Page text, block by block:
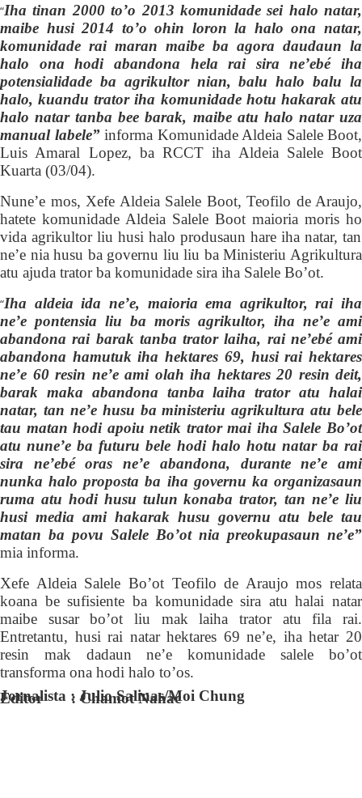
“Iha tinan 2000 to’o 2013 komunidade sei halo natar,
maibe husi 2014 to’o ohin loron la halo ona natar,
komunidade rai maran maibe ba agora daudaun la
halo ona hodi abandona hela rai sira ne’ebé iha
potensialidade ba agrikultor nian, balu halo balu la
halo, kuandu trator iha komunidade hotu hakarak atu
halo natar tanba bee barak, maibe atu halo natar uza
manual labele”informa Komunidade Aldeia Salele Boot,
Luis Amaral Lopez, ba RCCT iha Aldeia Salele Boot
Kuarta (03/04).
Nune’e mos, Xefe Aldeia Salele Boot, Teofilo de Araujo,
hatete komunidade Aldeia Salele Boot maioria moris ho
vida agrikultor liu husi halo produsaun hare iha natar, tan
ne’e niahusu ba governu liuliu ba Ministeriu Agrikultura
atu ajuda trator ba komunidade sira iha Salele Bo’ot.
“Iha aldeia ida ne’e, maioria ema agrikultor, rai iha
ne’e pontensia liu ba moris agrikultor, iha ne’e ami
abandona rai barak tanba trator laiha, rai ne’ebé ami
abandona hamutuk iha hektares 69, husi rai hektares
ne’e 60 resin ne’e ami olah iha hektares 20 resin deit,
barak maka abandona tanba laiha trator atu halai
natar, tan ne’e husu ba ministeriu agrikultura atu bele
tau matan hodi apoiu netik trator mai iha Salele Bo’ot
atu nune’e ba futuru bele hodi halo hotu natar ba rai
sira ne’ebé oras ne’e abandona, durante ne’e ami
nunka halo proposta ba iha governu ka organizasaun
ruma atu hodi husu tulun konaba trator, tan ne’e liu
husi media ami hakarak husu governu atu bele tau
matan ba povu Salele Bo’ot nia preokupasaun ne’e”
mia informa.
Xefe Aldeia Salele Bo’ot Teofilo de Araujo mos relata
koana be sufisiente ba komunidade sira atu halai natar
maibe susar bo’ot liu mak laiha trator atu fila rai.
Entretantu, husirai natar hektares 69ne’e, iha hetar 20
resin mak dadaun ne’e komunidade salele bo’ot
transforma ona hodi halo to’os.
Jornalista : Julio Salinas/Moi Chung
Editor : Chamot Nahac